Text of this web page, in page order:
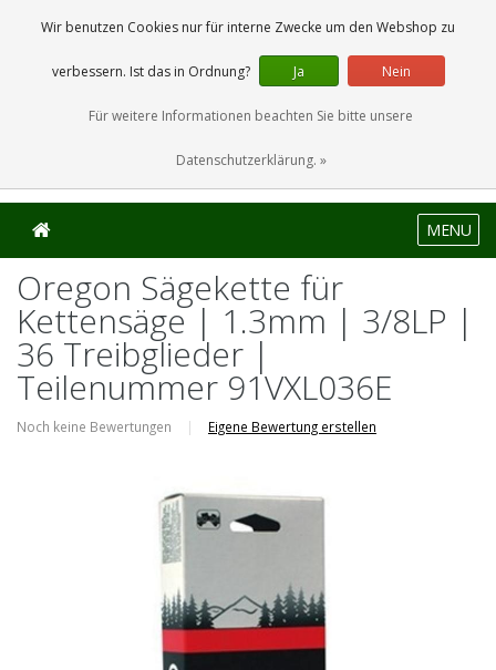
0 Artikel
MENU
Oregon Sägekette für
Kettensäge | 1.3mm | 3/8LP |
36 Treibglieder |
Teilenummer 91VXL036E
Noch keine Bewertungen | Eigene Bewertung erstellen
Wir benutzen Cookies nur für interne Zwecke um den Webshop zu
verbessern. Ist das in Ordnung? Ja Nein
Für weitere Informationen beachten Sie bitte unsere
Datenschutzerklärung. »